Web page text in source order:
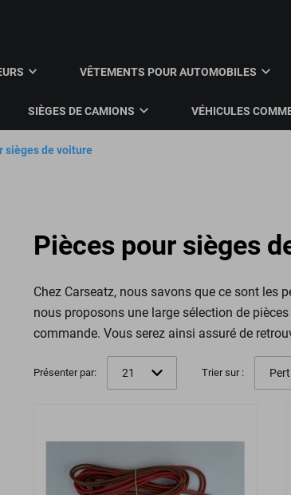
VÊTEMENTS POUR AUTOMOBILES
SIÈGES DE CAMIONS VÉHICULES
sièges de voiture
Pièces pour sièges
Chez Carseatz, nous savons que ce sont les
nous proposons une large sélection de
commande. Vous serez ainsi assuré de
Présenter par: Trier sur :